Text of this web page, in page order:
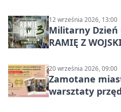
12 września 2026, 13:00
Militarny Dzień
RAMIĘ Z
20 września 2026, 09:00
Zamotane
warsztaty